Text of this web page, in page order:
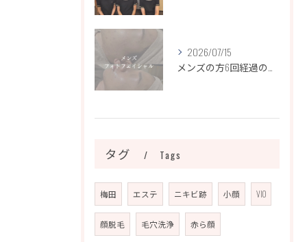
2026/07/15
メンズの方6回経過のお写真になります📷✨
タグ Tags
梅田 エステ ニキビ跡 小顔 VIO
顔脱毛 毛穴洗浄 赤ら顔